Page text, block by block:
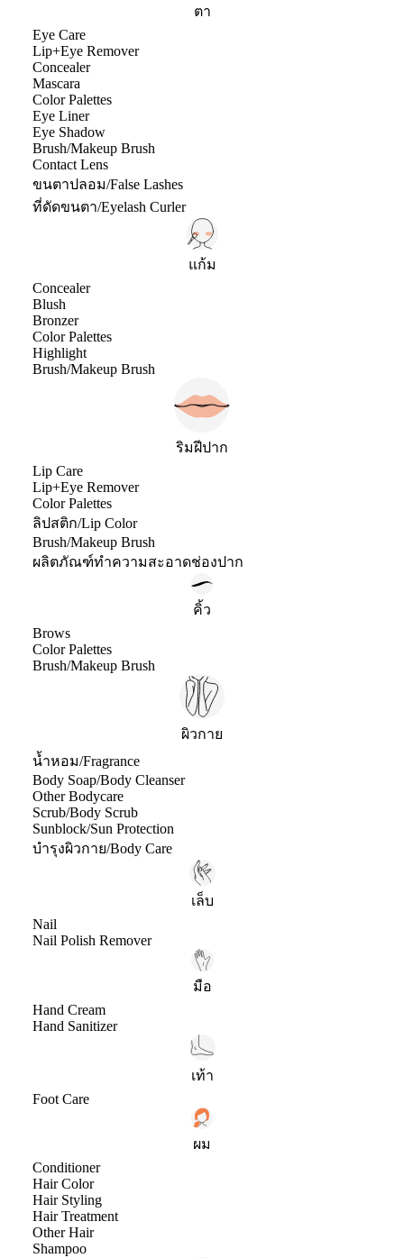
ตา
Eye Care
Lip+Eye Remover
Concealer
Mascara
Color Palettes
Eye Liner
Eye Shadow
Brush/Makeup Brush
Contact Lens
ขนตาปลอม/False Lashes
ที่ดัดขนตา/Eyelash Curler
แก้ม
Concealer
Blush
Bronzer
Color Palettes
Highlight
Brush/Makeup Brush
ริมฝีปาก
Lip Care
Lip+Eye Remover
Color Palettes
ลิปสติก/Lip Color
Brush/Makeup Brush
ผลิตภัณฑ์ทำความสะอาดช่องปาก
คิ้ว
Brows
Color Palettes
Brush/Makeup Brush
ผิวกาย
น้ำหอม/Fragrance
Body Soap/Body Cleanser
Other Bodycare
Scrub/Body Scrub
Sunblock/Sun Protection
บำรุงผิวกาย/Body Care
เล็บ
Nail
Nail Polish Remover
มือ
Hand Cream
Hand Sanitizer
เท้า
Foot Care
ผม
Conditioner
Hair Color
Hair Styling
Hair Treatment
Other Hair
Shampoo